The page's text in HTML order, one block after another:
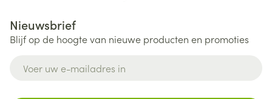
Nieuwsbrief
Blijf op de hoogte van nieuwe producten en promoties